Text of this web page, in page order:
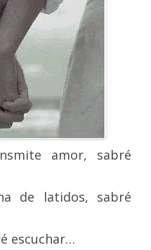
amor, sabré
de latidos, sabré
escuchar…